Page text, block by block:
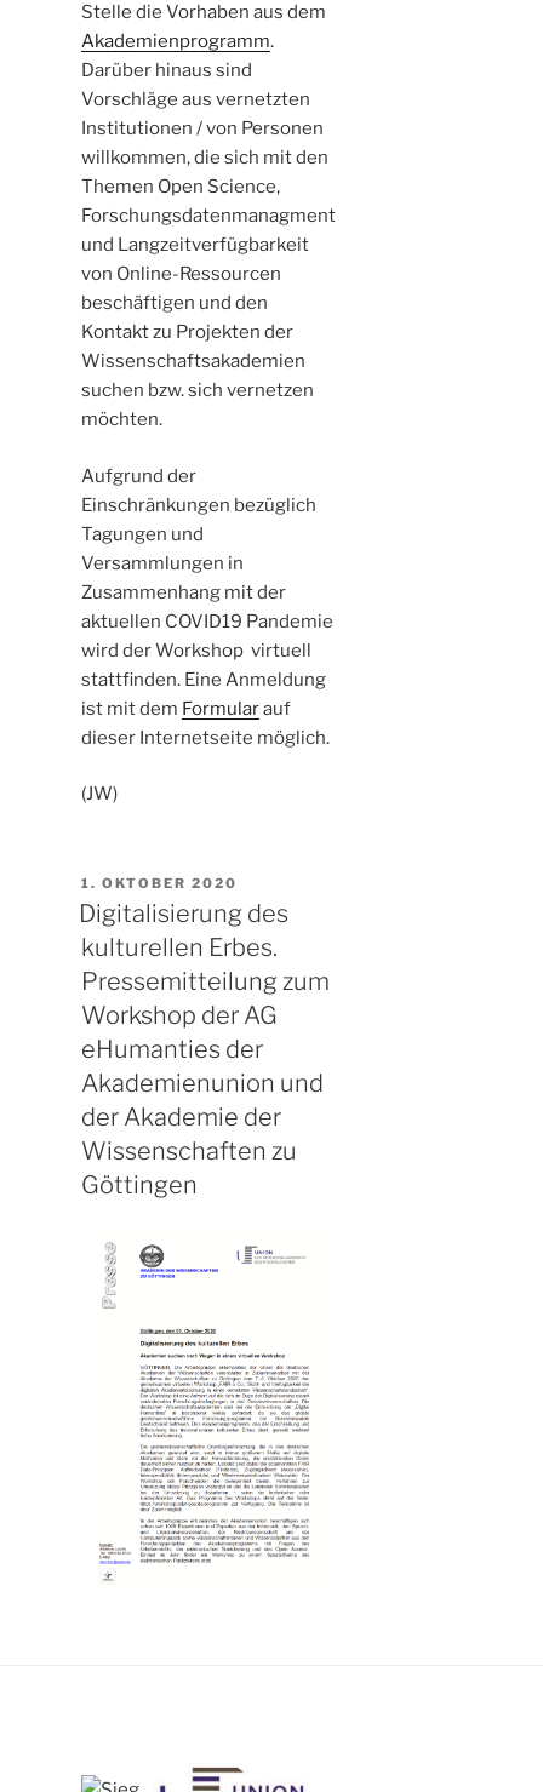
Stelle die Vorhaben aus dem
Akademienprogramm.
Darüber hinaus sind
Vorschläge aus vernetzten
Institutionen / von Personen
willkommen, die sich mit den
Themen Open Science,
Forschungsdatenmanagment
und Langzeitverfügbarkeit
von Online-Ressourcen
beschäftigen und den
Kontakt zu Projekten der
Wissenschaftsakademien
suchen bzw. sich vernetzen
möchten.
Aufgrund der
Einschränkungen bezüglich
Tagungen und
Versammlungen in
Zusammenhang mit der
aktuellen COVID19 Pandemie
wird der Workshop virtuell
stattfinden. Eine Anmeldung
ist mit dem Formularauf
dieser Internetseite möglich.
(JW)
VERÖFFENTLICHT
AM
1. OKTOBER 2020
Digitalisierung des
kulturellen Erbes.
Pressemitteilung zum
Workshop der AG
eHumanties der
Akademienunion und
der Akademie der
Wissenschaften zu
Göttingen